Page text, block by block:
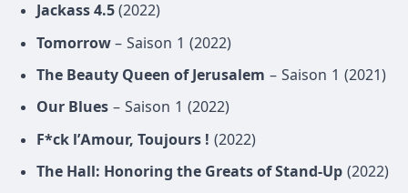
Jackass 4.5 (2022)
Tomorrow – Saison 1 (2022)
The Beauty Queen of Jerusalem – Saison 1 (2021)
Our Blues – Saison 1 (2022)
F*ck l’Amour, Toujours ! (2022)
The Hall: Honoring the Greats of Stand-Up (2022)